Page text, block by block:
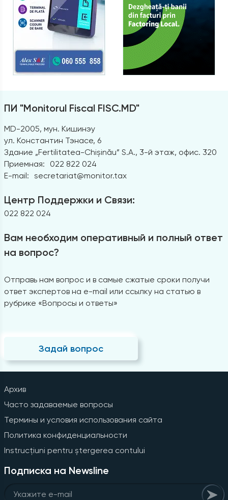
ПИ "Monitorul Fiscal FISC.MD"
MD-2005, мун. Кишинэу
ул. Константин Тэнасе, 6
Здание „Fertilitatea-Chișinău” S.A., 3-й этаж, офис. 320
Приемная:
022 822 024
E-mail: secretariat@monitor.tax
Центр Поддержки и Связи:
022 822 024
Вам необходим оперативный и полный ответ
на вопрос?
Отправь нам вопрос и в самые сжатые сроки получи
ответ экспертов на e-mail или ссылку на статью в
рубрике «Вопросы и ответы»
Задай вопрос
Архив
Часто задаваемые вопросы
Термины и условия использования сайта
Политика конфиденциальности
Instrucțiuni pentru ștergerea contului
Подписка на Newsline